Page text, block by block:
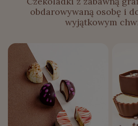
obdarowywaną osobę i
wyjątkowym